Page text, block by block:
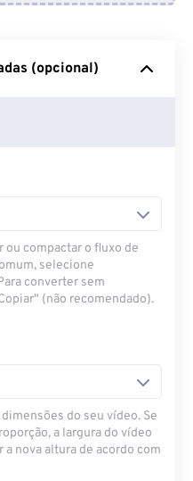
(opcional)
ou compactar o fluxo de
selecione
converter sem
(não recomendado).
do seu vídeo. Se
a largura do vídeo
nova altura de acordo com